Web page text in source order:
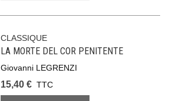
CLASSIQUE
LA MORTE DEL COR PENITENTE
Giovanni LEGRENZI
15,40 € TTC